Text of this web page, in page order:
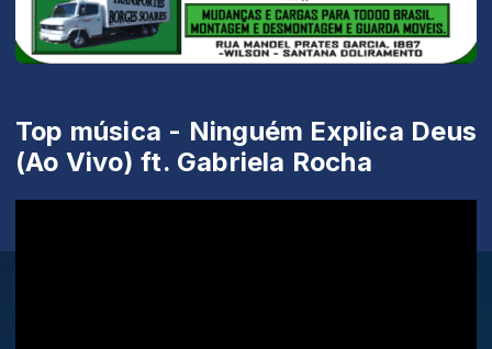
Top música - Ninguém Explica Deus
(Ao Vivo) ft. Gabriela Rocha